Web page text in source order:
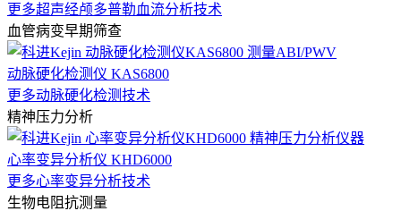
更多超声经颅多普勒血流分析技术
血管病变早期筛查
动脉硬化检测仪 KAS6800
更多动脉硬化检测技术
精神压力分析
心率变异分析仪 KHD6000
更多心率变异分析技术
生物电阻抗测量